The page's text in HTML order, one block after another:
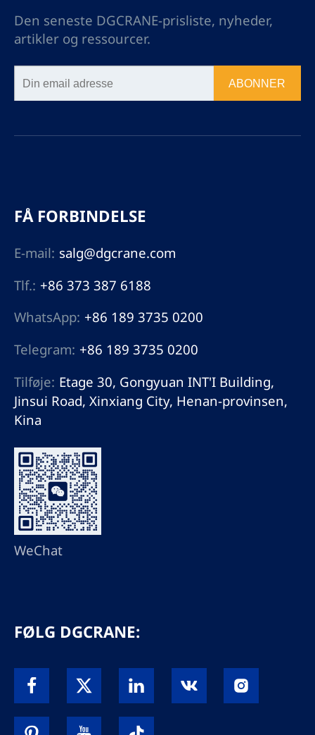
Den seneste DGCRANE-prisliste, nyheder,
artikler og ressourcer.
ABONNER
FÅ FORBINDELSE
E-mail: salg@dgcrane.com
Tlf.: +86 373 387 6188
WhatsApp: +86 189 3735 0200
Telegram: +86 189 3735 0200
Tilføje: Etage 30, Gongyuan INT'I Building,
Jinsui Road, Xinxiang City, Henan-provinsen,
Kina
WeChat
FØLG DGCRANE: